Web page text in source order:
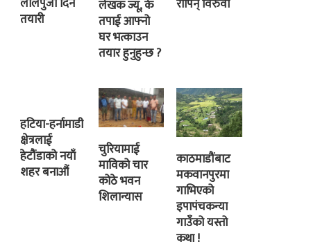
तयारी
लेखक ज्यू, के
तपाई आफ्नो
घर भत्काउन
तयार हुनुहुन्छ ?
रोपिन् विरुवा
हटिया-हर्नामाडी
क्षेत्रलाई
हेटौंडाको नयाँ
शहर बनाऔं
चुरियामाई
माविको चार
कोठे भवन
शिलान्यास
काठमाडौंबाट
मकवानपुरमा
गाभिएको
इपापंचकन्या
गाउँको यस्तो
कथा !